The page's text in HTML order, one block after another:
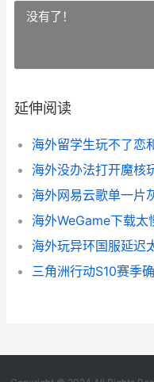
没有了！
延伸阅读
海外留学生玩不了恋
海外网易云歌单一片
海外WeGame下载
海外玩异环国服延迟